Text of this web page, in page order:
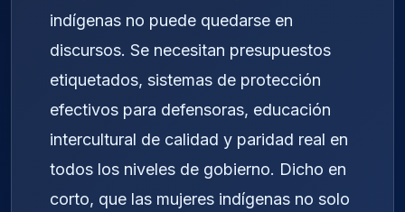
indígenas no puede quedarse en
discursos. Se necesitan presupuestos
etiquetados, sistemas de protección
efectivos para defensoras, educación
intercultural de calidad y paridad real en
todos los niveles de gobierno. Dicho en
corto, que las mujeres indígenas no solo